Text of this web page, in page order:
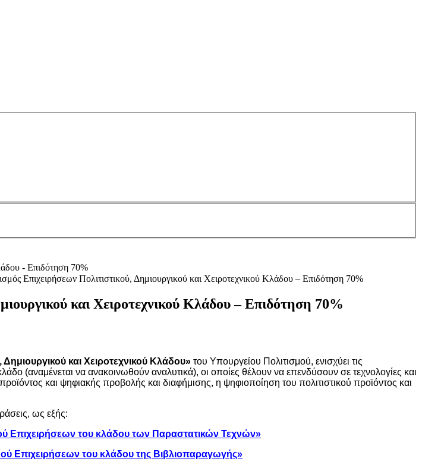
Επιχειρήσεων Πολιτιστικού, Δημιουργικού και Χειροτεχνικού Κλάδου – Επιδότηση 70%
και Χειροτεχνικού Κλάδου – Επιδότηση 70%
και Χειροτεχνικού Κλάδου» του Υπουργείου Πολιτισμού, ενισχύει τις
(αναμένεται να ανακοινωθούν αναλυτικά), οι οποίες θέλουν να επενδύσουν σε τεχνολογίες και
και ψηφιακής προβολής και διαφήμισης, η ψηφιοποίηση του πολιτιστικού προϊόντος και
ως εξής:
Επιχειρήσεων του κλάδου των Παραστατικών Τεχνών»
Επιχειρήσεων του κλάδου της Βιβλιοπαραγωγής»